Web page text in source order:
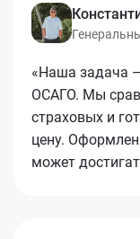
«Наша задача
ОСАГО. Мы
страховых и
цену.
может